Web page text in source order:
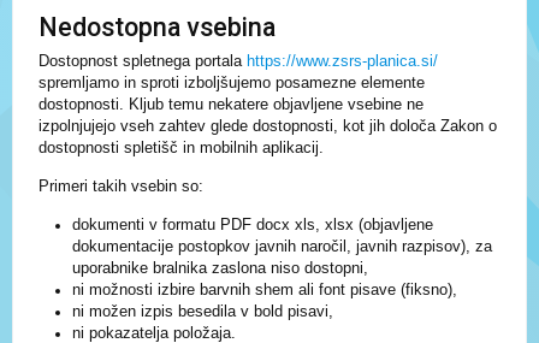
Nedostopna vsebina
Dostopnost spletnega portala https://www.zsrs-planica.si/
spremljamo in sproti izboljšujemo posamezne elemente
dostopnosti. Kljub temu nekatere objavljene vsebine ne
izpolnjujejo vseh zahtev glede dostopnosti, kot jih določa Zakon o
dostopnosti spletišč in mobilnih aplikacij.
Primeri takih vsebin so:
dokumenti v formatu PDF docx xls, xlsx (objavljene
dokumentacije postopkov javnih naročil, javnih razpisov), za
uporabnike bralnika zaslona niso dostopni,
ni možnosti izbire barvnih shem ali font pisave (fiksno),
ni možen izpis besedila v bold pisavi,
ni pokazatelja položaja.